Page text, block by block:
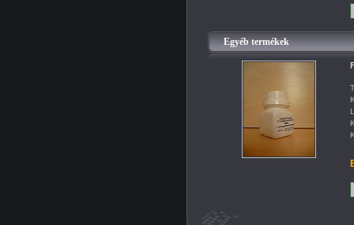
Egyéb termékek